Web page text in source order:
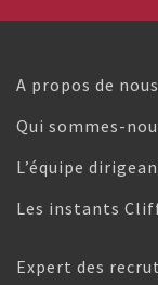
A propos de nous
Qui sommes-
L’équipe
Les instants
Expert des